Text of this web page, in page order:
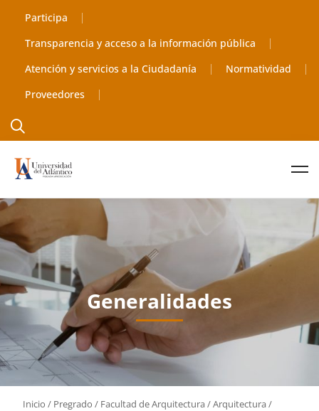
Participa
Transparencia y acceso a la información pública
Atención y servicios a la Ciudadanía
Normatividad
Proveedores
Generalidades
Inicio / Pregrado / Facultad de Arquitectura/Arquitectura/